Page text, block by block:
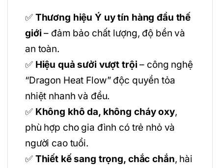
✅ Thương hiệu Ý uy tín hàng đầu thế
giới – đảm bảo chất lượng, độ bền và
an toàn.
✅ Hiệu quả sưởi vượt trội – công nghệ
“Dragon Heat Flow” độc quyền tỏa
nhiệt nhanh và đều.
✅ Không khô da, không cháy oxy,
phù hợp cho gia đình có trẻ nhỏ và
người cao tuổi.
✅ Thiết kế sang trọng, chắc chắn, hài